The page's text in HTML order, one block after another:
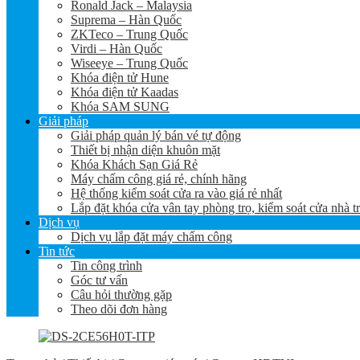
Ronald Jack – Malaysia
Suprema – Hàn Quốc
ZKTeco – Trung Quốc
Virdi – Hàn Quốc
Wiseeye – Trung Quốc
Khóa điện tử Hune
Khóa điện tử Kaadas
Khóa SAM SUNG
Giải pháp
Giải pháp quản lý bán vé tự động
Thiết bị nhận diện khuôn mặt
Khóa Khách Sạn Giá Rẻ
Máy chấm công giá rẻ, chính hãng
Hệ thống kiểm soát cửa ra vào giá rẻ nhất
Lắp đặt khóa cửa vân tay phòng trọ, kiểm soát cửa nhà
Dịch vụ
Dịch vụ lắp đặt máy chấm công
Tin tức
Tin công trình
Góc tư vấn
Câu hỏi thường gặp
Theo dõi đơn hàng